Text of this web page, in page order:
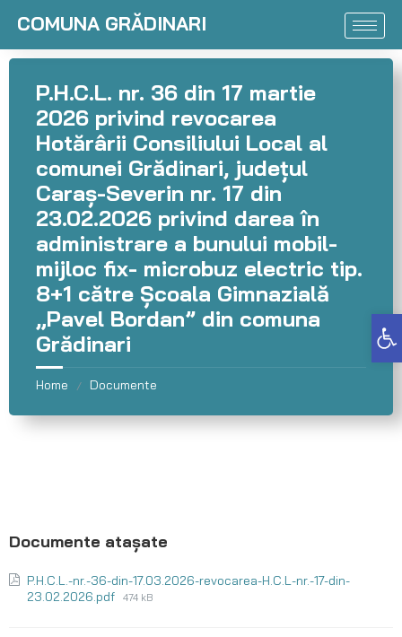
Deschide bara de unelte
COMUNA GRĂDINARI
P.H.C.L. nr. 36 din 17 martie
2026 privind revocarea
Hotărârii Consiliului Local al
comunei Grădinari, județul
Caraș-Severin nr. 17 din
23.02.2026 privind darea în
administrare a bunului mobil-
mijloc fix- microbuz electric tip.
8+1 către Școala Gimnazială
„Pavel Bordan” din comuna
Grădinari
Home / Documente
P.H.C.L.-nr.-36-din-17.03.2026-revocarea-H.C.L-nr.-17-din-
23.02.2026.pdf
474 kB